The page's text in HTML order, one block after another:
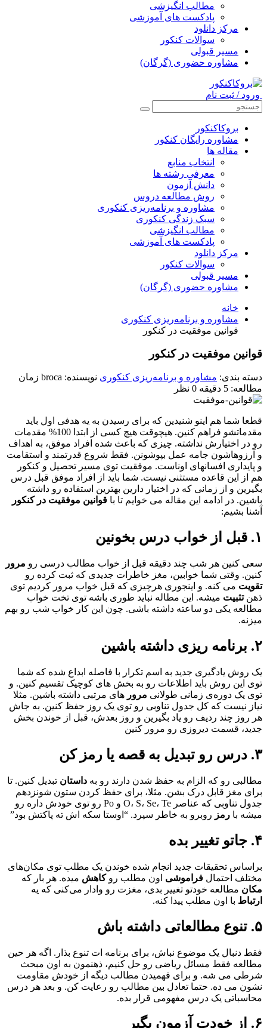
مطالب انگیزشی
پادکست های آموزشی
مرکز دانلود
سوالات کنکور
مسیر قبولی
مشاوره حضوری (گرگان)
ورود / ثبت نام
بروکاکنکور
مشاوره رایگان کنکور
مقاله ها
انتخاب منابع
معرفی رشته ها
دانش آزمون
روش مطالعه دروس
مشاوره و برنامه‌ریزی کنکوری
سبک زندگی کنکوری
مطالب انگیزشی
پادکست های آموزشی
مرکز دانلود
سوالات کنکور
مسیر قبولی
مشاوره حضوری (گرگان)
خانه
مشاوره و برنامه‌ریزی کنکوری
قوانین موفقیت در کنکور
قوانین موفقیت در کنکور
دسته بندی: مشاوره و برنامه‌ریزی کنکوری نویسنده: broca
زمان
مطالعه: 5 دقیقه
0 نظر
قطعا شما هم اینو شنیدین که برای رسیدن به یه هدفی اول باید
مقدماتشو فراهم کنین. هیچوقت هیچ کسی از ابتدا 100% مقدمات
رو در اختیارش نداشته. چیزی که باعث شده افراد موفق، به اهداف
و آرزوهاشون جامه عمل بپوشونن. فقط شروع قدرتمند و استقامت
و پایداری افسانه­ای اوناست. موفقیت توی مسیر تحصیل و کنکور
هم از این قاعده مستثنی نیست. شما باید از افراد موفق قبل درس
بگیرین و از زمانی که در اختیار دارین بهترین استفاده رو داشته
باشین. در ادامه این مقاله می خوایم تا با قوانین موفقیت در کنکور
آشنا بشیم:
۱. قبل از خواب درس بخونین
سعی کنین هر شب چند دقیقه قبل از خواب مطالب درسی رو مرور
کنین. وقتی شما خوابین، مغز خاطرات جدیدی که ثبت کرده رو
تقویت می کنه. و اینجوری هرچیزی که قبل خواب مرور کردیم توی
ذهنتثبیت میشه. این مطاله نباید طوری باشه توی تخت خواب
مطالعه یکی دو ساعته داشته باشی. چون این کار خواب شب رو بهم
میزنه.
۲. برنامه ریزی داشته باشین
یک روش یادگیری جدید به اسم تکرار با فاصله ابداع شده که شما
توی این روش باید اطلاعات رو به بخش های کوچیک تقسیم کنین. و
توی یک دوره‌ی زمانی طولانی‌ مرور های مرتبی داشته باشین. مثلا
نیاز نیست که کل جدول تناوبی رو توی یک روز حفظ کنین. به جاش
هر روز چند ردیف رو یاد بگیرین و روز بعدش، قبل از خوندن بخش
جدید، قسمت دیروزی رو مرور کنین
۳. درس رو تبدیل به قصه یا رمز کن
مطالبی رو که الزام به حفظ شدن دارند رو به داستان تبدیل کنین. تا
برای مغز قابل درک بشن. مثلا، برای حفظ کردن ستون شونزدهم
جدول تناوبی که عناصر O، S، Se، Te و Po رو توی خودش داره رو
میشه با رمز روبرو به خاطر سپرد. “اوستا سکه اش ته پاکتش بود”
۴. جاتو تغییر بده
براساس تحقیقات جدید انجام شده خوندن یک مطلب توی مکان‌های
مختلف احتمال فراموشی اون مطلب روکاهش میده. هر بار که
مکان مطالعه‌ خودتو تغییر بدی، مغزت رو وادار می‌کنی که یه
ارتباط با اون مطلب پیدا کنه.
۵. تنوع مطالعاتی داشته باش
فقط دنبال یک موضوع نباش، برای برنامه ات تنوع بذار. اگه هر حین
مطالعه فقط مسائل ریاضی رو حل کنیم، ذهنمون به اون مبحث
شرطی می شه. و برای فهمیدن مطالب دیگه از خودش مقاومت
نشون می ده. حتما تعادل بین مطالب رو رعایت کن. و بعد هر درس
محاسباتی یک درس مفهومی قرار بده.
۶. از خودت آزمون بگیر